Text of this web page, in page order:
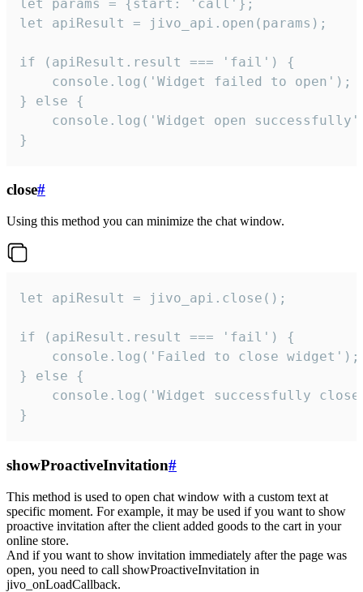
let params = {start: 'call'};
let apiResult = jivo_api.open(params);
if (apiResult.result === 'fail') {
    console.log('Widget failed to open');
} else {
console.log('Widget open
}
close#
Using this method you can minimize the chat window.
let apiResult = jivo_api.close();
if (apiResult.result === 'fail') {
    console.log('Failed to close widget');
} else {
console.log('Widget successfully
}
showProactiveInvitation#
This method is used to open chat window with a custom text at
specific moment. For example, it may be used if you want to show
proactive invitation after the client added goods to the cart in your
online store.
And if you want to show invitation immediately after the page was
open, you need to call showProactiveInvitation in
jivo_onLoadCallback.